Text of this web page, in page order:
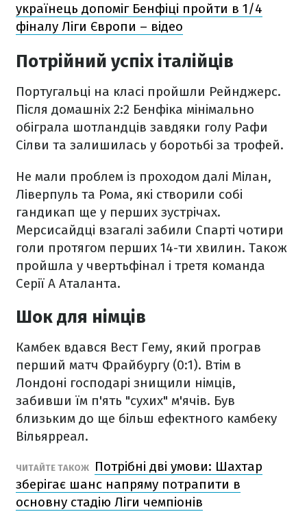
українець допоміг Бенфіці пройти в 1/4
фіналу Ліги Європи – відео
Потрійний успіх італійців
Португальці на класі пройшли Рейнджерс.
Після домашніх 2:2 Бенфіка мінімально
обіграла шотландців завдяки голу Рафи
Сілви та залишилась у боротьбі за трофей.
Не мали проблем із проходом далі Мілан,
Ліверпуль та Рома, які створили собі
гандикап ще у перших зустрічах.
Мерсисайдці взагалі забили Спарті чотири
голи протягом перших 14-ти хвилин. Також
пройшла у чвертьфінал і третя команда
Серії А Аталанта.
Шок для німців
Камбек вдався Вест Гему, який програв
перший матч Фрайбургу (0:1). Втім в
Лондоні господарі знищили німців,
забивши їм п'ять "сухих" м'ячів. Був
близьким до ще більш ефектного камбеку
Вільярреал.
ЧИТАЙТЕ ТАКОЖ
Потрібні дві умови: Шахтар
зберігає шанс напряму потрапити в
основну стадію Ліги чемпіонів